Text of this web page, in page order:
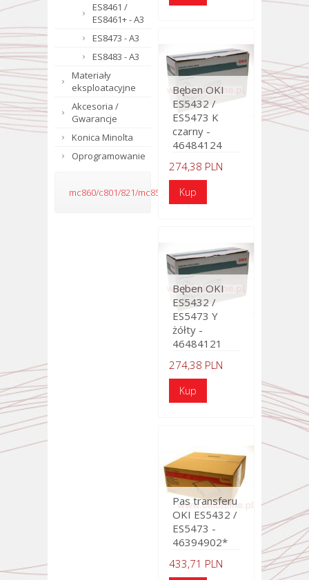
ES8461 /
ES8461+ - A3
ES8473 - A3
ES8483 - A3
Materiały
eksploatacyjne
Akcesoria /
Gwarancje
Konica Minolta
Oprogramowanie
mc860/c801/821/mc851/mc861/c810/c830
Bęben OKI
ES5432 /
ES5473 K
czarny -
46484124
274,38 PLN
Bęben OKI
ES5432 /
ES5473 Y
żółty -
46484121
274,38 PLN
Pas transferu
OKI ES5432 /
ES5473 -
46394902*
433,71 PLN